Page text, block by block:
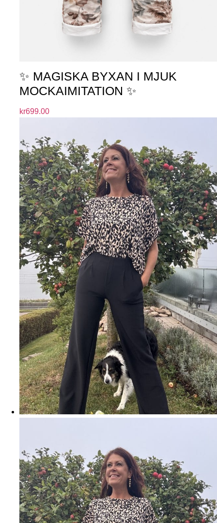
✨ MAGISKA BYXAN I MJUK
MOCKAIMITATION ✨
kr699.00